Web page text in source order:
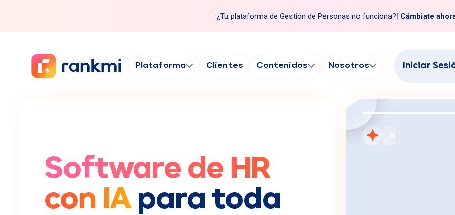
¿Tu plataforma de Gestión de Personas no funciona?| Cámbiate
Plataforma Clientes Contenidos Nosotros Iniciar
Software de HR
con IA para toda
Cámbiate a